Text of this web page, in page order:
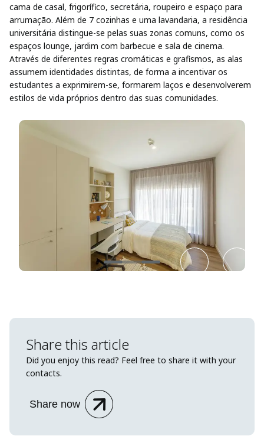
cama de casal, frigorífico, secretária, roupeiro e espaço para
arrumação. Além de 7 cozinhas e uma lavandaria, a residência
universitária distingue-se pelas suas zonas comuns, como os
espaços lounge, jardim com barbecue e sala de cinema.
Através de diferentes regras cromáticas e grafismos, as alas
assumem identidades distintas, de forma a incentivar os
estudantes a exprimirem-se, formarem laços e desenvolverem
estilos de vida próprios dentro das suas comunidades.
Share this article
Did you enjoy this read? Feel free to share it with your
contacts.
Share now